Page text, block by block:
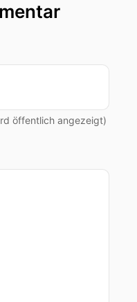
öffentlich angezeigt)